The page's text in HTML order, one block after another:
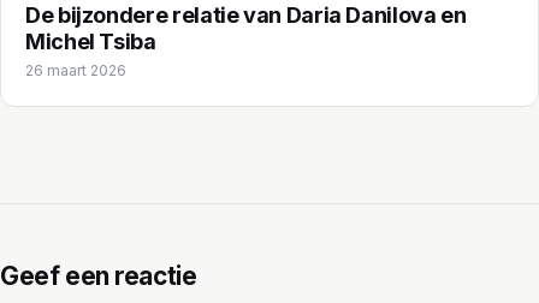
De bijzondere relatie van Daria Danilova en
Michel Tsiba
26 maart 2026
Geef een reactie